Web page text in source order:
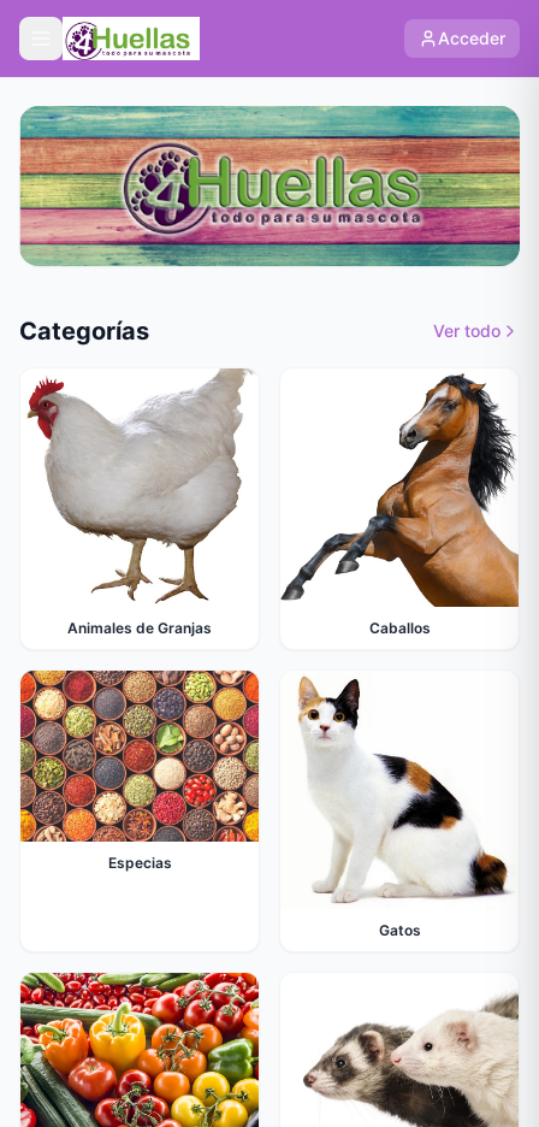
Acceder
Categorías Ver todo
Animales de Granjas Caballos
Especias
Gatos